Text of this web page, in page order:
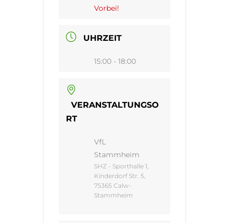
Vorbei!
UHRZEIT
15:00 - 18:00
VERANSTALTUNGSO
RT
VfL
Stammheim
SHZ - Sporthalle 1,
Kinderdorf Str. 5,
75365 Calw-
Stammheim